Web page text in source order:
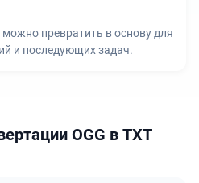
превратить в основу для
и последующих задач.
OGG в TXT